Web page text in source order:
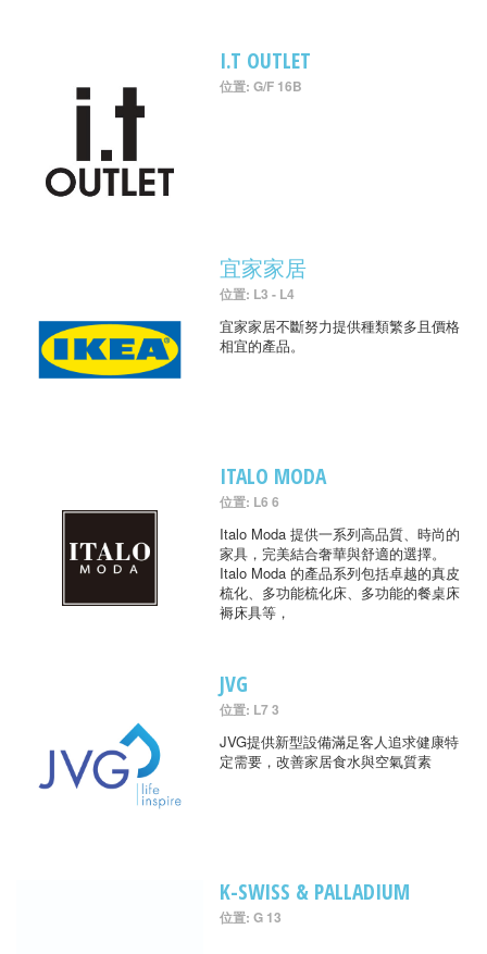
I.T OUTLET
位置: G/F 16B
宜家家居
位置: L3 - L4
宜家家居不斷努力提供種類繁多且價格
相宜的產品。
ITALO MODA
位置: L6 6
Italo Moda 提供一系列高品質、時尚的
家具，完美結合奢華與舒適的選擇。
Italo Moda 的產品系列包括卓越的真皮
梳化、多功能梳化床、多功能的餐桌床
褥床具等，
JVG
位置: L7 3
JVG提供新型設備滿足客人追求健康特
定需要，改善家居食水與空氣質素
K-SWISS & PALLADIUM
位置: G 13